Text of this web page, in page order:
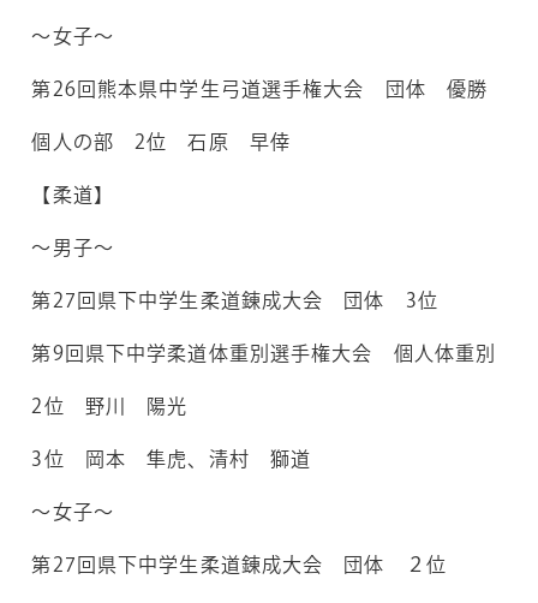
～女子～
第26回熊本県中学生弓道選手権大会 団体 優勝
個人の部 2位 石原 早倖
【柔道】
～男子～
第27回県下中学生柔道錬成大会 団体 3位
第9回県下中学柔道体重別選手権大会 個人体重別
2位 野川 陽光
3位 岡本 隼虎、清村 獅道
～女子～
第27回県下中学生柔道錬成大会 団体 ２位